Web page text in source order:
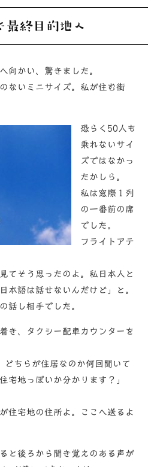
最終目的地へ
向かい、驚きました。
ないミニサイズ。私が住む街
恐らく50人も
乗れないサイ
ズではなかっ
たかしら。
私は窓際１列
の一番前の席
でした。
フライトアテ
てそう思ったのよ。私日本人と
本語は話せないんだけど」と。
話し相手でした。
き、タクシー配車カウンターを
どちらが住居なのか何回聞いて
宅地っぽいか分かります？」
住宅地の住所よ。ここへ送るよ
と後ろから聞き覚えのある声が